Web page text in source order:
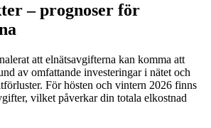
– prognoser för
att elnätsavgifterna kan komma att
av omfattande investeringar i nätet och
För hösten och vintern 2026 finns
vilket påverkar din totala elkostnad